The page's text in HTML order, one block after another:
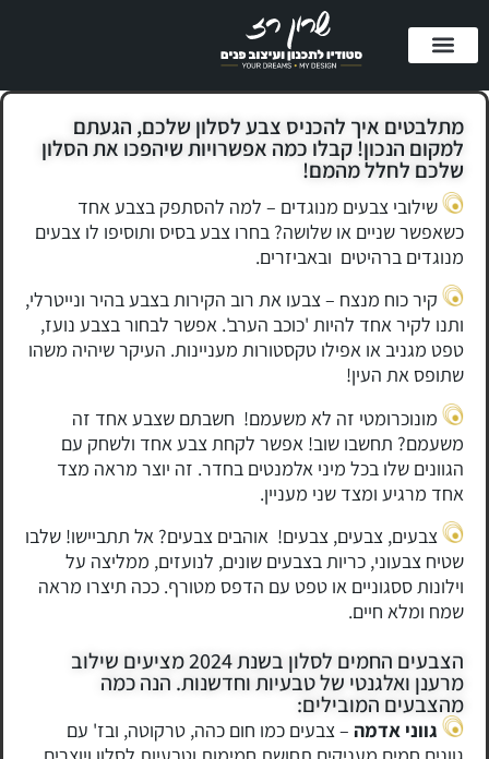
מתלבטים איך להכניס צבע לסלון שלכם, הגעתם
למקום הנכון! קבלו כמה אפשרויות שיהפכו את הסלון
שלכם לחלל מהמם!
שילובי צבעים מנוגדים – למה להסתפק בצבע אחד
כשאפשר שניים או שלושה? בחרו צבע בסיס ותוסיפו לו צבעים
מנוגדים ברהיטים ובאביזרים.
קיר כוח מנצח – צבעו את רוב הקירות בצבע בהיר ונייטרלי,
ותנו לקיר אחד להיות 'כוכב הערב'. אפשר לבחור בצבע נועז,
טפט מגניב או אפילו טקסטורות מעניינות. העיקר שיהיה משהו
שתופס את העין!
מונוכרומטי זה לא משעמם! חשבתם שצבע אחד זה
משעמם? תחשבו שוב! אפשר לקחת צבע אחד ולשחק עם
הגוונים שלו בכל מיני אלמנטים בחדר. זה יוצר מראה מצד
אחד מרגיע ומצד שני מעניין.
צבעים, צבעים, צבעים! אוהבים צבעים? אל תתביישו! שלבו
שטיח צבעוני, כריות בצבעים שונים, לנועזים, ממליצה על
וילונות ססגוניים או טפט עם הדפס מטורף. ככה תיצרו מראה
שמח ומלא חיים.
הצבעים החמים לסלון בשנת 2024 מציעים שילוב
מרענן ואלגנטי של טבעיות וחדשנות. הנה כמה
מהצבעים המובילים:
גווני אדמה – צבעים כמו חום כהה, טרקוטה, ובז' עם